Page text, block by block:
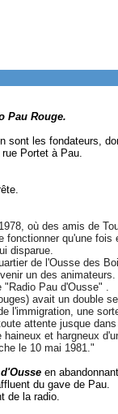
Pau Rouge.
sont les fondateurs,
Portet à Pau.
où des amis de
qu'une
disparue.
de l'Ousse des
un des
"Radio Pau
avait un double
l'immigration, une
attente jusque
et hargneux
le 10 mai 1981."
en
du gave de Pau.
de la radio.